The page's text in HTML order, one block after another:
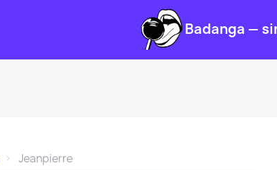
Badanga —
Jeanpierre